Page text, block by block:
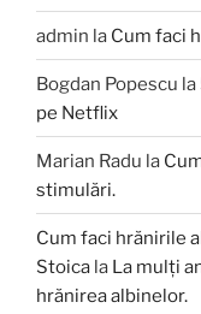
admin la Cum faci
Bogdan Popescu la
pe Netflix
Marian Radu la
stimulări.
Cum faci hrănirile
Stoica la La mulți
hrănirea albinelor.